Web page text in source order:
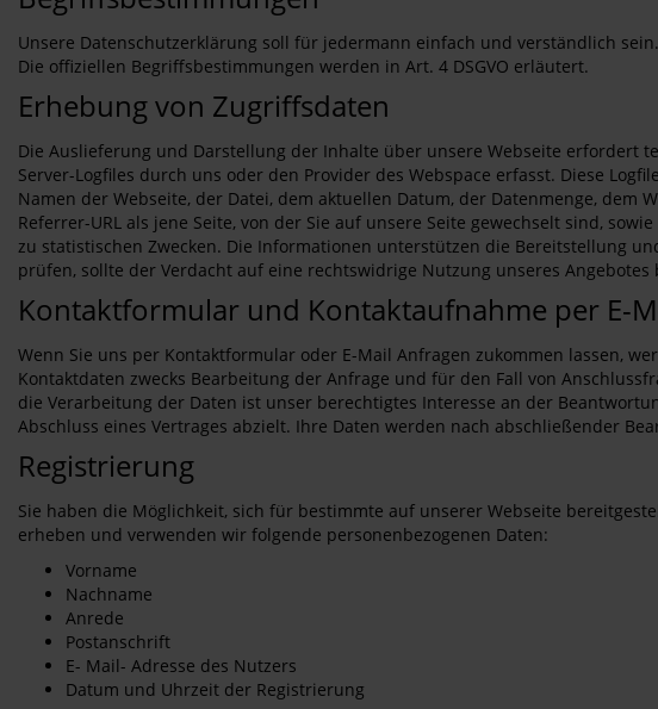
Unsere Datenschutzerklärung soll für jedermann einfach und verständlich
Die offiziellen Begriffsbestimmungen werden in Art. 4 DSGVO erläutert.
Erhebung von Zugriffsdaten
Die Auslieferung und Darstellung der Inhalte über unsere Webseite erfordert
Server-Logfiles durch uns oder den Provider des Webspace erfasst. Diese
Namen der Webseite, der Datei, dem aktuellen Datum, der Datenmenge,
Referrer-URL als jene Seite, von der Sie auf unsere Seite gewechselt sind,
zu statistischen Zwecken. Die Informationen unterstützen die Bereitstellung
prüfen, sollte der Verdacht auf eine rechtswidrige Nutzung unseres Angebotes
Kontaktformular und Kontaktaufnahme per E-
Wenn Sie uns per Kontaktformular oder E-Mail Anfragen zukommen lassen,
Kontaktdaten zwecks Bearbeitung der Anfrage und für den Fall von
die Verarbeitung der Daten ist unser berechtigtes Interesse an der
Abschluss eines Vertrages abzielt. Ihre Daten werden nach abschließender
Registrierung
Sie haben die Möglichkeit, sich für bestimmte auf unserer Webseite
erheben und verwenden wir folgende personenbezogenen Daten:
Vorname
Nachname
Anrede
Postanschrift
E- Mail- Adresse des Nutzers
Datum und Uhrzeit der Registrierung